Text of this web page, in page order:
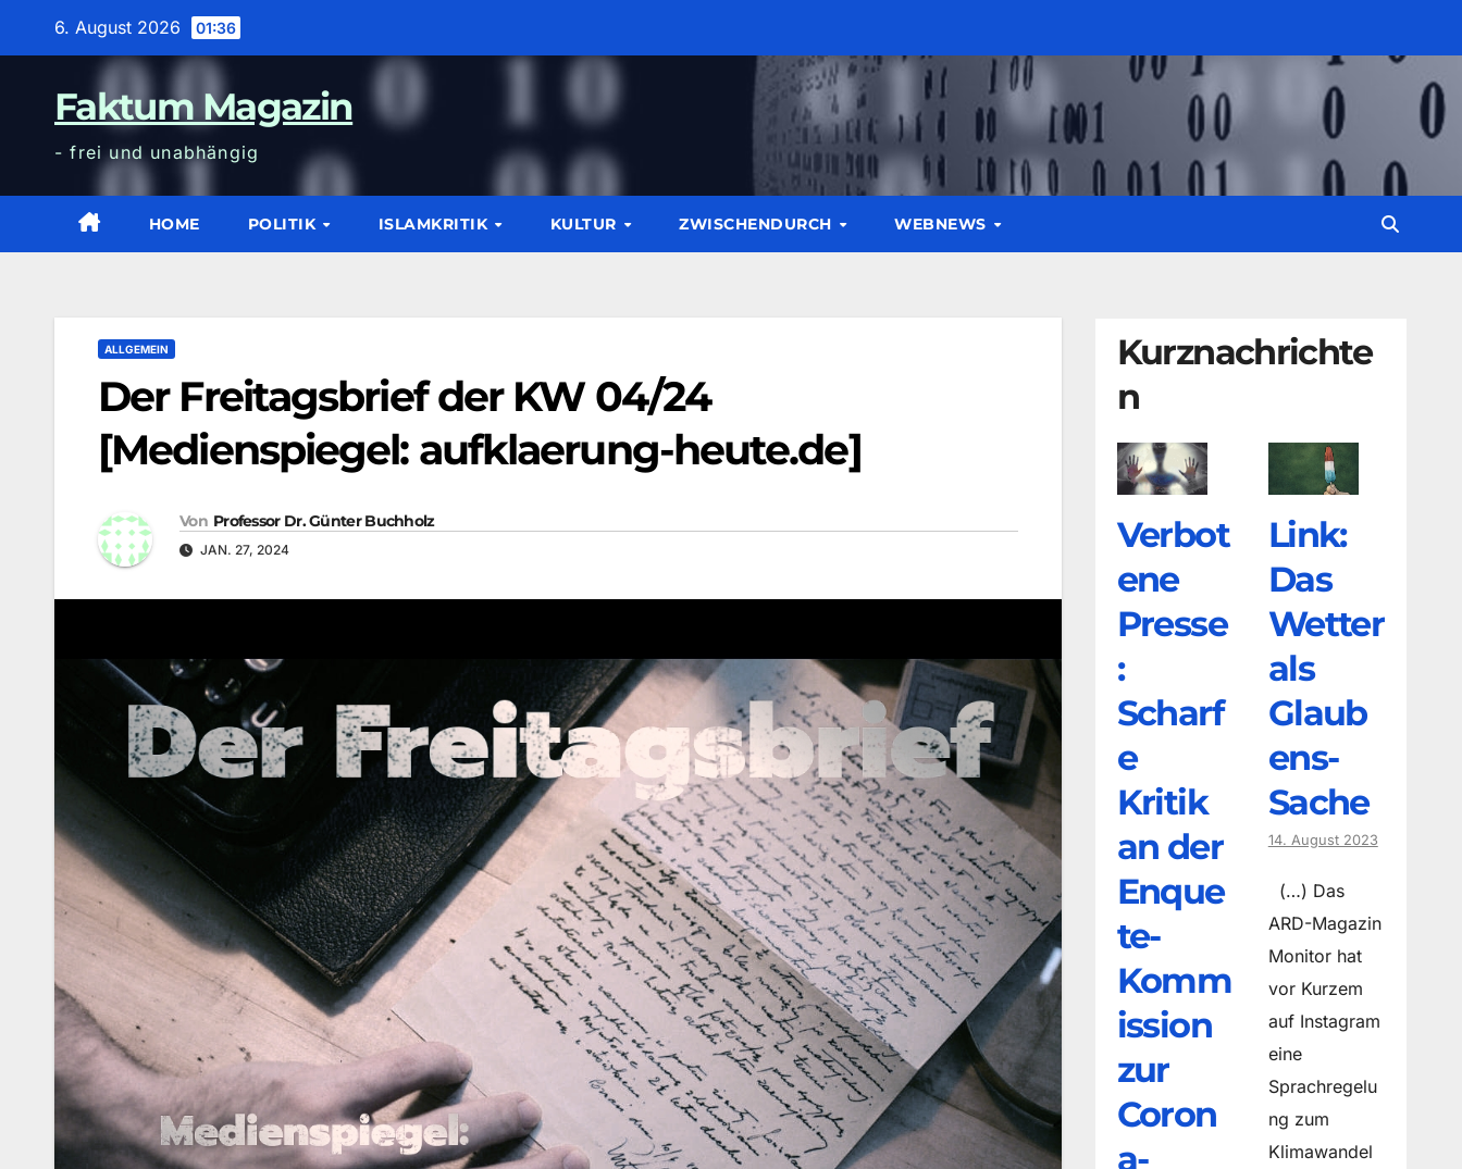
6. August 2026 01:36
Faktum Magazin
- frei und unabhängig
HOME POLITIK ISLAMKRITIK KULTUR ZWISCHENDURCH WEBNEWS
ALLGEMEIN
Der Freitagsbrief der KW 04/24
[Medienspiegel: aufklaerung-heute.de]
Von Professor Dr. Günter Buchholz
JAN. 27, 2024
Kurznachrichte
n
Verbot
ene
Presse
:
Scharf
e
Kritik
an der
Enque
te-
Komm
ission
zur
Coron
a-
Link:
Das
Wetter
als
Glaub
ens-
Sache
14. August 2023
(…) Das
ARD-Magazin
Monitor hat
vor Kurzem
auf Instagram
eine
Sprachregelu
ng zum
Klimawandel